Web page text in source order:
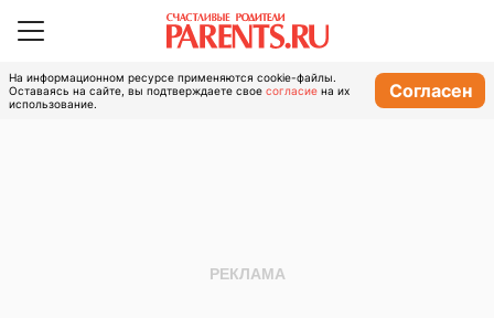
На информационном ресурсе применяются cookie-файлы.
Оставаясь на сайте, вы подтверждаете свое согласие на их
использование.
Согласен